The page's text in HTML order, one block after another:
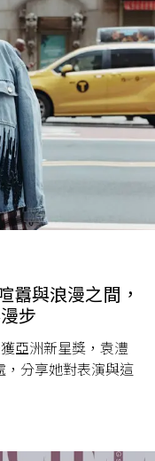
囂與浪漫之間，
步
亞洲新星獎，袁澧
，分享她對表演與這